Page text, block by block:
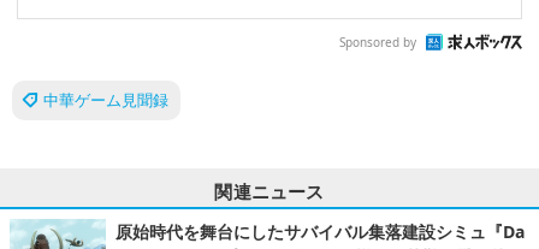
Sponsored by
中華ゲーム見聞録
関連ニュース
原始時代を舞台にしたサバイバル集落建設シミュ『Da